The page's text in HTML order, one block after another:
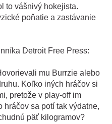
to vášnivý hokejista.
poňatie a zastávanie
Detroit Free Press:
mu Burrzie alebo
Koľko iných hráčov si
pretože v play-off im
sa potí tak výdatne,
päť kilogramov?